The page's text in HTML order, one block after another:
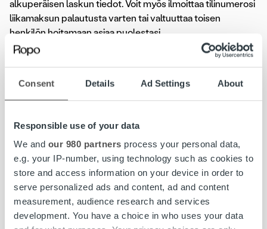
Consent Details Ad Settings About
Responsible use of your data
We and our 980 partners process your personal data,
e.g. your IP-number, using technology such as cookies to
store and access information on your device in order to
serve personalized ads and content, ad and content
measurement, audience research and services
development. You have a choice in who uses your data
alkuperäisen laskun tiedot. Voit myös ilmoittaa tilinumerosi
liikamaksun palautusta varten tai valtuuttaa toisen
henkilön hoitamaan asiaa puolestasi.
Tarkista, löytyisikö vastaus
kysymykseesi Ropon UKK:sta
kysymykset -sivun
, josta löydät vastauksia yleisimmin
kysyttyihin kysymyksiin.
#ropojengi asiakaspalvelu Ropo Capital Ropo Online